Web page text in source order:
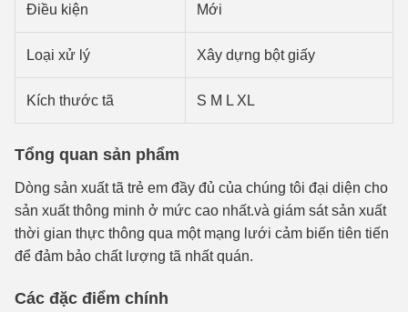
Điều kiện Mới
Loại xử lý Xây dựng bột giấy
Kích thước tã S M L XL
Tổng quan sản phẩm
Dòng sản xuất tã trẻ em đầy đủ của chúng tôi đại diện cho
sản xuất thông minh ở mức cao nhất.và giám sát sản xuất
thời gian thực thông qua một mạng lưới cảm biến tiên tiến
để đảm bảo chất lượng tã nhất quán.
Các đặc điểm chính